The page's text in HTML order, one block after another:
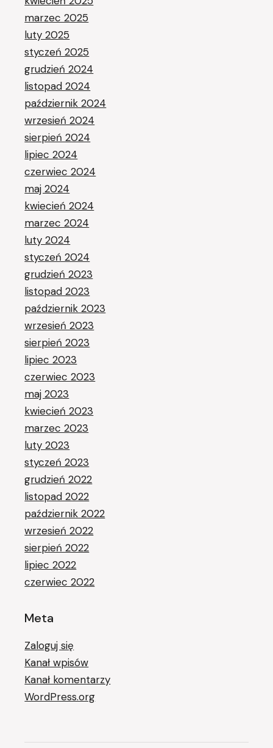
marzec 2025
luty 2025
styczeń 2025
grudzień 2024
listopad 2024
październik 2024
wrzesień 2024
sierpień 2024
lipiec 2024
czerwiec 2024
maj 2024
kwiecień 2024
marzec 2024
luty 2024
styczeń 2024
grudzień 2023
listopad 2023
październik 2023
wrzesień 2023
sierpień 2023
lipiec 2023
czerwiec 2023
maj 2023
kwiecień 2023
marzec 2023
luty 2023
styczeń 2023
grudzień 2022
listopad 2022
październik 2022
wrzesień 2022
sierpień 2022
lipiec 2022
czerwiec 2022
Meta
Zaloguj się
Kanał wpisów
Kanał komentarzy
WordPress.org